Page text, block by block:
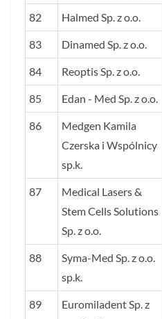
82 Halmed Sp. z o.o.
83 Dinamed Sp. z o.o.
84 Reoptis Sp. z o.o.
85 Edan - Med Sp. z o.o.
86
Medgen Kamila
Czerska i Wspólnicy
sp.k.
87
Medical Lasers &
Stem Cells Solutions
Sp. z o.o.
88
Syma-Med Sp. z o.o.
sp.k.
89
Euromiladent Sp. z